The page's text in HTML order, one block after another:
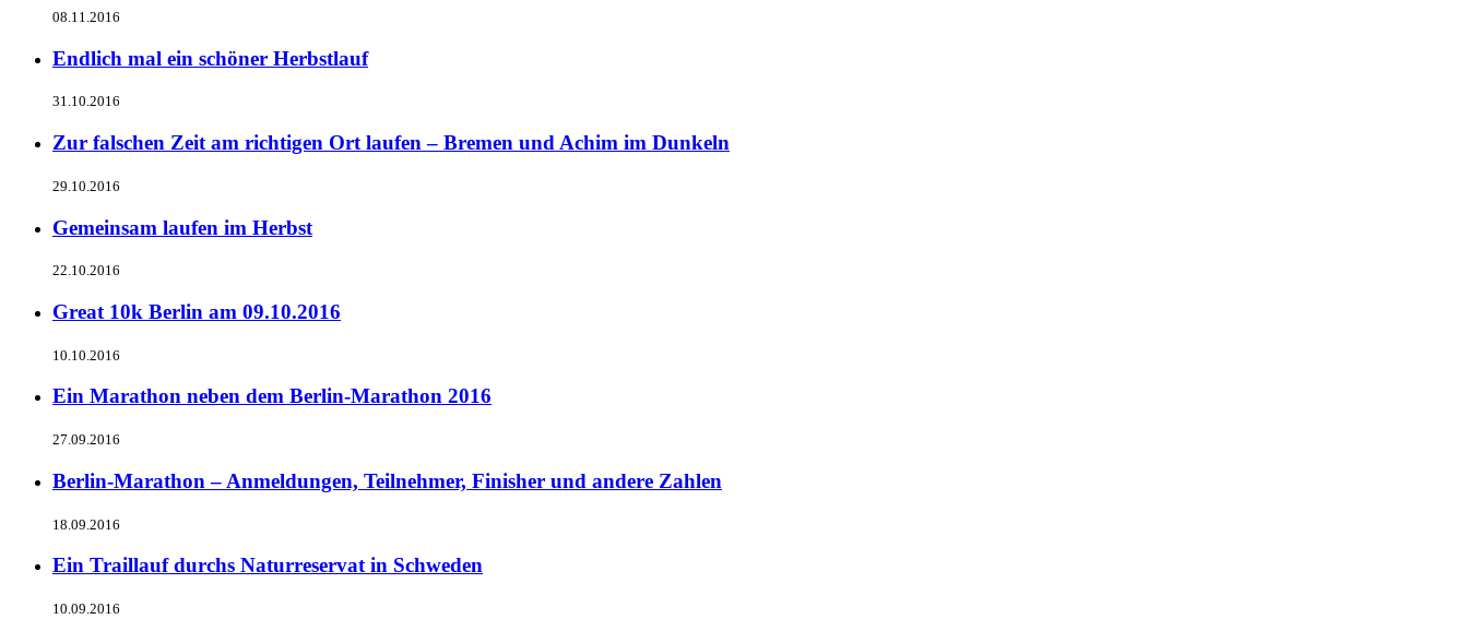
08.11.2016
Endlich mal ein schöner Herbstlauf
31.10.2016
Zur falschen Zeit am richtigen Ort laufen – Bremen und Achim im Dunkeln
29.10.2016
Gemeinsam laufen im Herbst
22.10.2016
Great 10k Berlin am 09.10.2016
10.10.2016
Ein Marathon neben dem Berlin-Marathon 2016
27.09.2016
Berlin-Marathon – Anmeldungen, Teilnehmer, Finisher und andere Zahlen
18.09.2016
Ein Traillauf durchs Naturreservat in Schweden
10.09.2016